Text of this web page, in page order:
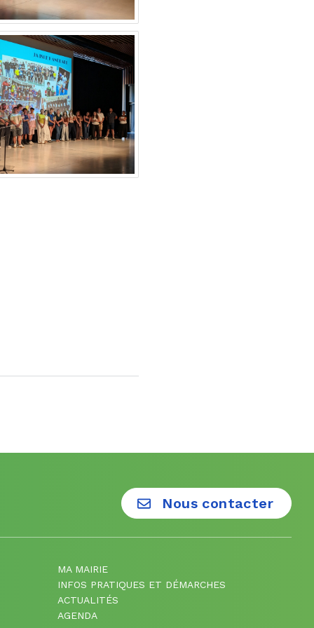
Nous contacter
MA MAIRIE
INFOS PRATIQUES ET DÉMARCHES
ACTUALITÉS
AGENDA